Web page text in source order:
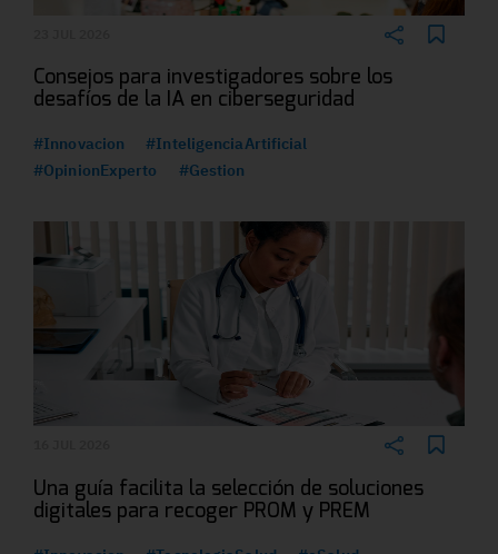
Consejos para investigadores sobre los
desafíos de la IA en ciberseguridad
#Innovacion
#InteligenciaArtificial
#OpinionExperto
#Gestion
Una guía facilita la selección de soluciones
digitales para recoger PROM y PREM